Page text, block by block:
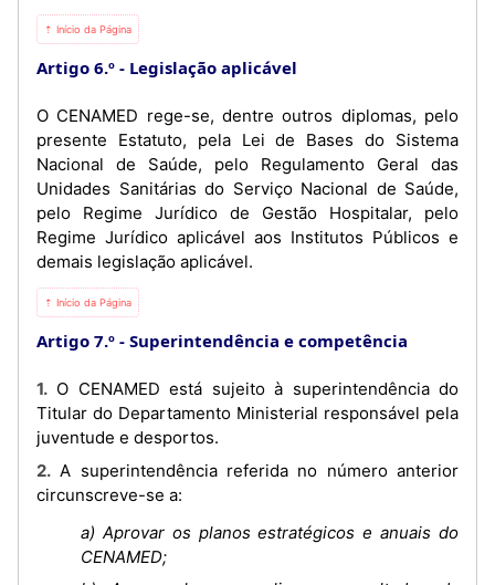
⇡ Início da Página
Artigo 6.º Legislação aplicável
O CENAMED rege-se, dentre outros diplomas, pelo
presente Estatuto, pela Lei de Bases do Sistema
Nacional de Saúde, pelo Regulamento Geral das
Unidades Sanitárias do Serviço Nacional de Saúde,
pelo Regime Jurídico de Gestão Hospitalar, pelo
Regime Jurídico aplicável aos Institutos Públicos e
demais legislação aplicável.
⇡ Início da Página
Artigo 7.º Superintendência e competência
1. O CENAMED está sujeito à superintendência do
Titular do Departamento Ministerial responsável pela
juventude e desportos.
2. A superintendência referida no número anterior
circunscreve-se a:
a) Aprovar os planos estratégicos e anuais do
CENAMED;